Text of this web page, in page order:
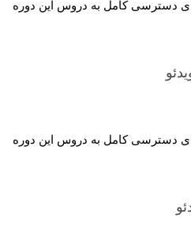
دسترسی کامل به دروس این دوره
دسترسی کامل به دروس این دوره